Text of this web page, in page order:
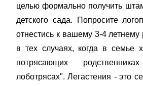
целью формально получить
детского сада. Попросите
отнестись к вашему 3-4 летнему
в тех случаях, когда в семье
потрясающих
лоботрясах". Легастения - это